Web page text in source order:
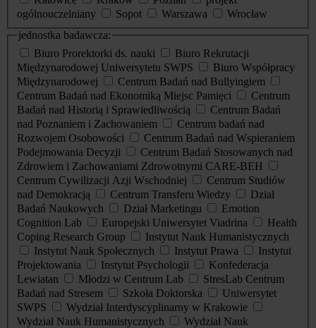
ogólnouczelniany
Sopot Warszawa
Wrocław
jednostka badawcza:
Biuro Prorektorki ds. nauki
Biuro Rekrutacji
Międzynarodowej Uniwersytetu SWPS
Biuro Współpracy
Międzynarodowej
Centrum Badań nad Bullyingiem
Centrum Badań nad Ekonomiką Miejsc Pamięci
Centrum
Badań nad Historią i Sprawiedliwością
Centrum Badań
nad Poznaniem i Zachowaniem
Centrum badań nad
Rozwojem Osobowości
Centrum Badań nad Wspieraniem
Podejmowania Decyzji
Centrum Badań Stosowanych nad
Zdrowiem i Zachowaniami Zdrowotnymi CARE-BEH
Centrum Cywilizacji Azji Wschodniej
Centrum Studiów
nad Demokracją
Centrum Transferu Wiedzy
Dział
Badań Naukowych
Dział Marketingu
Emotion
Cognition Lab
Europejski Uniwersytet Viadrina
Health
Coping Research Group
Instytut Nauk Humanistycznych
Instytut Nauk Społecznych
Instytut Prawa
Instytut
Projektowania
Instytut Psychologii
Konfederacja
Lewiatan
Młodzi w Centrum Lab
StresLab Centrum
Badań nad Stresem
Szkoła Doktorska
Uniwersytet
SWPS
Wydział Interdyscyplinarny w Krakowie
Wydział Nauk Humanistycznych
Wydział Nauk